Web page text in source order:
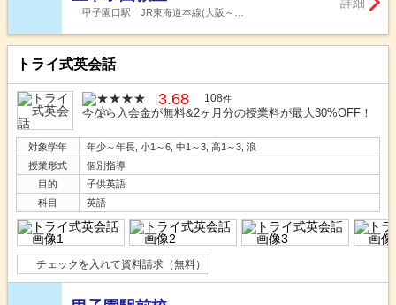
甲子園口駅 JR東海道本線(大阪～…
トライ式英会話
3.68 108件
今なら入会金が無料&2ヶ月分の授業料が最大30%OFF！
対象学年
年少～年長, 小1～6, 中1～3, 高1～3, 浪
授業形式
個別指導
目的
子供英語
科目
英語
チェックを入れて資料請求（無料）